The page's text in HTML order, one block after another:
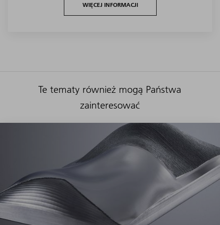
WIĘCEJ INFORMACJI
Te tematy również mogą Państwa
zainteresować